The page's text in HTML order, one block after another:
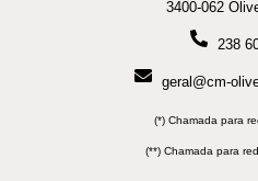
3400-062
238
geral@cm-
(*) Chamada para
(**) Chamada para